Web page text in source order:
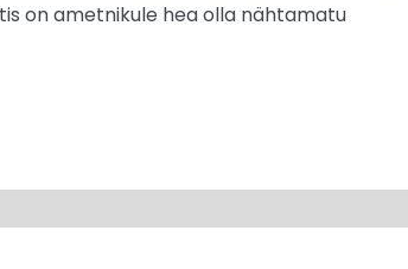
on ametnikule hea olla nähtamatu